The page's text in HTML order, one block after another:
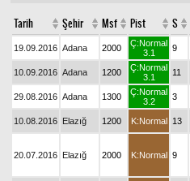
Tarih Şehir Msf Pist S
19.09.2016 Adana 2000
Ç:Normal
3.1
9
10.09.2016 Adana 1200
Ç:Normal
3.1
11
29.08.2016 Adana 1300
Ç:Normal
3.2
3
10.08.2016 Elazığ 1200 K:Normal 13
20.07.2016 Elazığ 2000 K:Normal 9